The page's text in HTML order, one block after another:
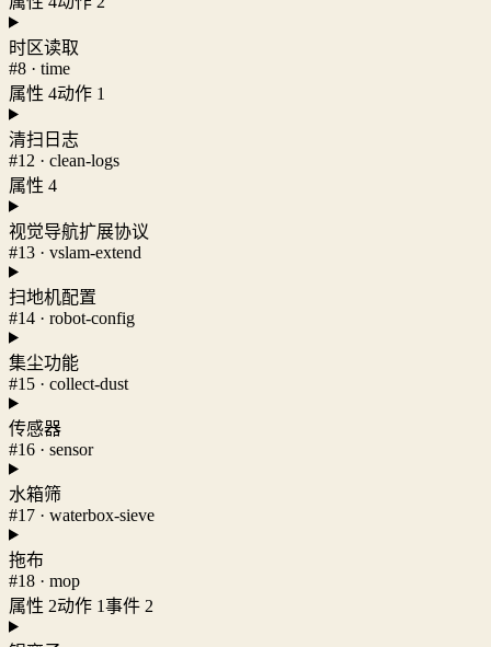
时区读取
#8 · time
属性 4动作 1
清扫日志
#12 · clean-logs
属性 4
视觉导航扩展协议
#13 · vslam-extend
扫地机配置
#14 · robot-config
集尘功能
#15 · collect-dust
传感器
#16 · sensor
水箱筛
#17 · waterbox-sieve
拖布
#18 · mop
属性 2动作 1事件 2